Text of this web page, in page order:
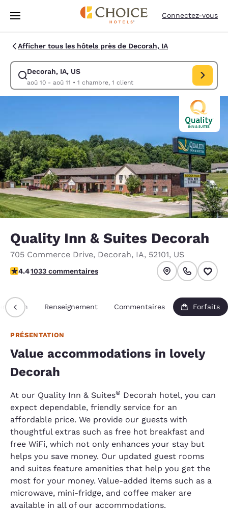
Passer à Contenu Principal
Connectez-vous
Afficher tous les hôtels près de Decorah, IA
Decorah, IA, US
aoû 10 - aoû 11 • 1 chambre, 1 client
Modifiez la recherche pour Decorah, IA, US. Date d’arrivée aoû 10,
Quality Inn & Suites Decorah
705 Commerce Drive, Decorah, IA, 52101, US
4.42 étoiles. Excellent.
4.41033 commentaires
Renseignement Commentaires Forfaits
PRÉSENTATION
Value accommodations in lovely
Decorah
At our Quality Inn & Suites® Decorah hotel, you can
expect dependable, friendly service for an
affordable price. We provide our guests with
thoughtful extras such as free hot breakfast and
free WiFi, which not only enhances your stay but
helps you save money. Our updated guest rooms
and suites feature amenities that help you get the
most for your money. Value-added items such as a
microwave, mini-fridge, and coffee maker are
available in all of our accommodations.